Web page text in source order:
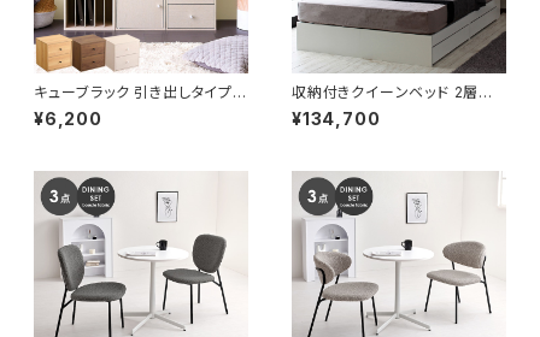
キューブラック 引き出しタイプ
多目的ラック ラック ボックス カ
ラーボックス マルチラック 組合
¥6,200
収納付きクイーンベッド 2層式
マットレスセット ポケットコイル
極厚ウレタン 収納ベッド ベッド
¥134,700